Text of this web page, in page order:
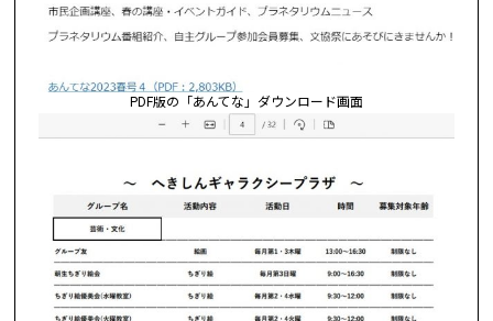
PDF版の「あんてな」ダウンロード画面